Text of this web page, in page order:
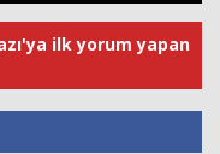
ilk yorum yapan